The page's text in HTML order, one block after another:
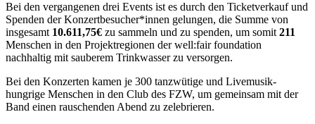
Bei den vergangenen drei Events ist es durch den Ticketverkauf und
Spenden der Konzertbesucher*innen gelungen, die Summe von
insgesamt 10.611,75€ zu sammeln und zu spenden, um somit211
Menschen in den Projektregionen der well:fair foundation
nachhaltig mit sauberem Trinkwasser zu versorgen.
Bei den Konzerten kamen je 300 tanzwütige und Livemusik-
hungrige Menschen in den Club des FZW, um gemeinsam mit der
Band einen rauschenden Abend zu zelebrieren.